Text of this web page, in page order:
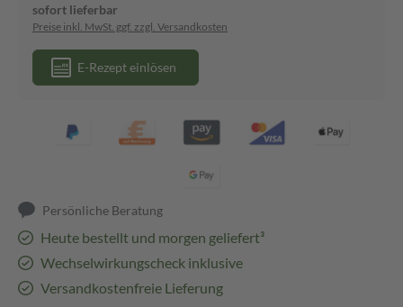
sofort lieferbar
Preise inkl. MwSt. ggf. zzgl. Versandkosten
E-Rezept einlösen
Persönliche Beratung
Heute bestellt und morgen geliefert³
Wechselwirkungscheck inklusive
Versandkostenfreie Lieferung